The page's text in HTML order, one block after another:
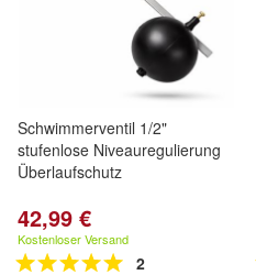
Schwimmerventil 1/2"
stufenlose Niveauregulierung
Überlaufschutz
42,99 €
Kostenloser Versand
2